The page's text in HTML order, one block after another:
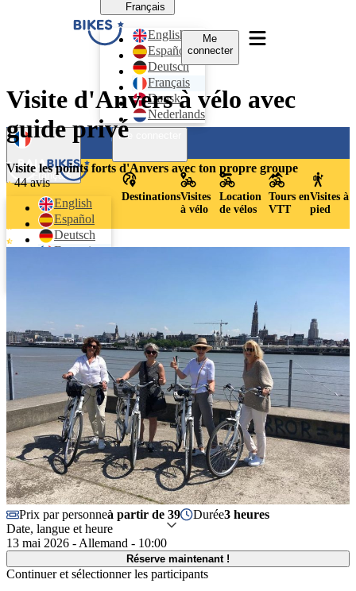
Français
English
Español
Deutsch
Français
Dansk
Nederlands
Me
connecter
Français
English
Español
Deutsch
Français
Me connecter
DestinationsVisites
à vélo
Location
de vélos
Tours en
VTT
Visites à
pied
Visite d'Anvers à vélo avec
guide privé
Visite les points forts d'Anvers avec ton propre groupe
44 avis
Prix par personneà partir de 39 Durée3 heures
Date, langue et heure
13 mai 2026 - Allemand - 10:00
Réserve maintenant !
Continuer et sélectionner les participants